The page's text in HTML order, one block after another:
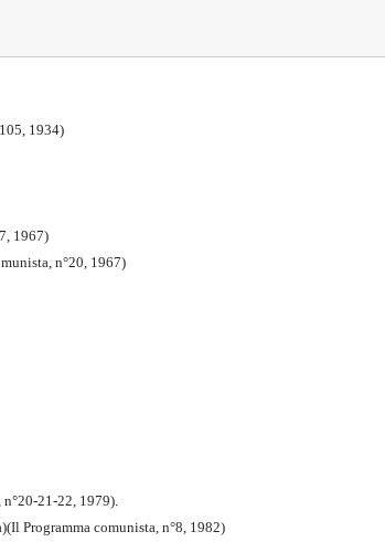
1934)
1967)
n°20, 1967)
21-22, 1979).
Programma comunista, n°8, 1982)